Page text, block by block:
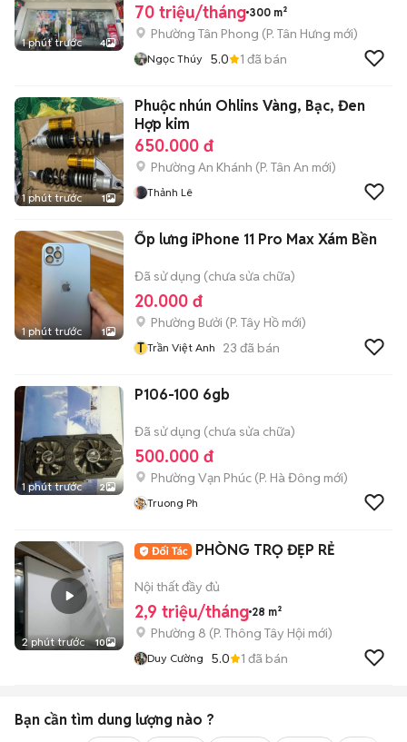
1 phút trước 4
70 triệu/tháng 300 m²
Phường Tân Phong (P. Tân Hưng mới)
Ngọc Thúy 5.0 1 đã bán
1 phút trước 1
Phuộc nhún Ohlins Vàng, Bạc, Đen
Hợp kim
650.000 đ
Phường An Khánh (P. Tân An mới)
Thảnh Lê
1 phút trước 1
Ốp lưng iPhone 11 Pro Max Xám Bền
Đã sử dụng (chưa sửa chữa)
20.000 đ
Phường Bưởi (P. Tây Hồ mới)
T Trần Việt Anh 23 đã bán
1 phút trước 2
P106-100 6gb
Đã sử dụng (chưa sửa chữa)
500.000 đ
Phường Vạn Phúc (P. Hà Đông mới)
Truong Ph
2 phút trước 10
PHÒNG TRỌ ĐẸP RẺ
Nội thất đầy đủ
2,9 triệu/tháng 28 m²
Phường 8 (P. Thông Tây Hội mới)
Duy Cường 5.0 1 đã bán
Bạn cần tìm dung lượng nào ?